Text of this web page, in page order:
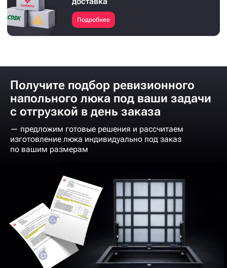
Подробнее
Получите подбор ревизионного
напольного люка под ваши задачи
с отгрузкой в день заказа
— предложим готовые решения и рассчитаем
изготовление люка индивидуально под заказ
по вашим размерам